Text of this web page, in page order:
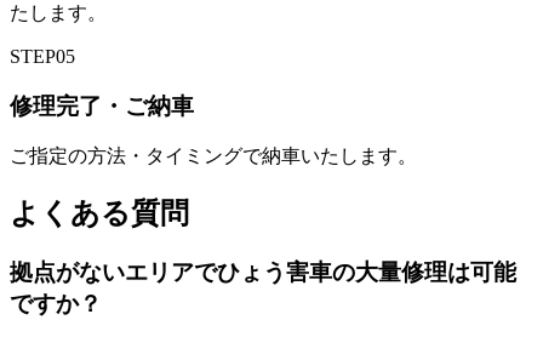
たします。
STEP05
修理完了・ご納車
ご指定の方法・タイミングで納車いたします。
よくある質問
拠点がないエリアでひょう害車の大量修理は可能
ですか？